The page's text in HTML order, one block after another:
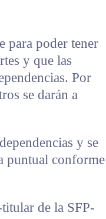
para poder tener
y que las
Por
se darán a
y se
puntual conforme
de la SFP-